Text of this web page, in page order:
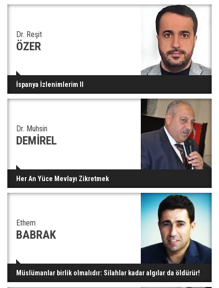
Dr. Reşit
ÖZER
İspanya İzlenimlerim II
Dr. Muhsin
DEMİREL
Her An Yüce Mevlayı Zikretmek
Ethem
BABRAK
Müslümanlar birlik olmalıdır: Silahlar kadar algılar da öldürür!